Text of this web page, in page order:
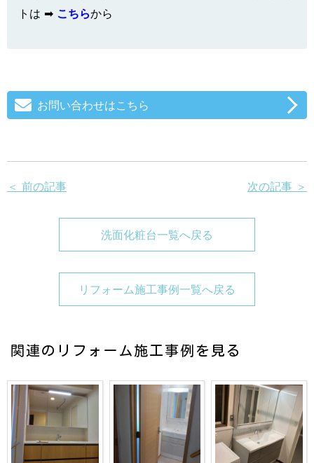
トは ➡ こちらから
お問い合わせはこちら
＜ 前の記事 次の記事 ＞
洗面化粧台一覧へ戻る
リフォーム施工事例一覧へ戻る
関連のリフォーム施工事例を見る